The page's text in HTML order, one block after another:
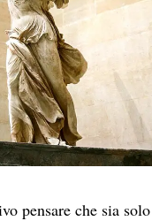
pensare che sia